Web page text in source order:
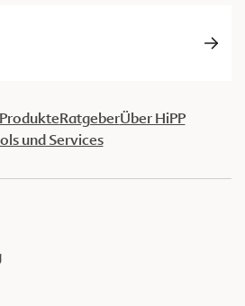
ProdukteRatgeberÜber HiPP
und Services